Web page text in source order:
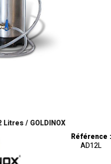
/ GOLDINOX
Référence :
AD12L